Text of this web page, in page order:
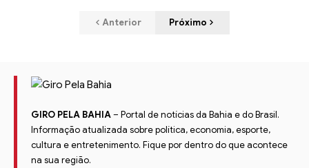
Anterior Próximo
GIRO PELA BAHIA– Portal de notícias da Bahia e do Brasil.
Informação atualizada sobre política, economia, esporte,
cultura e entretenimento. Fique por dentro do que acontece
na sua região.